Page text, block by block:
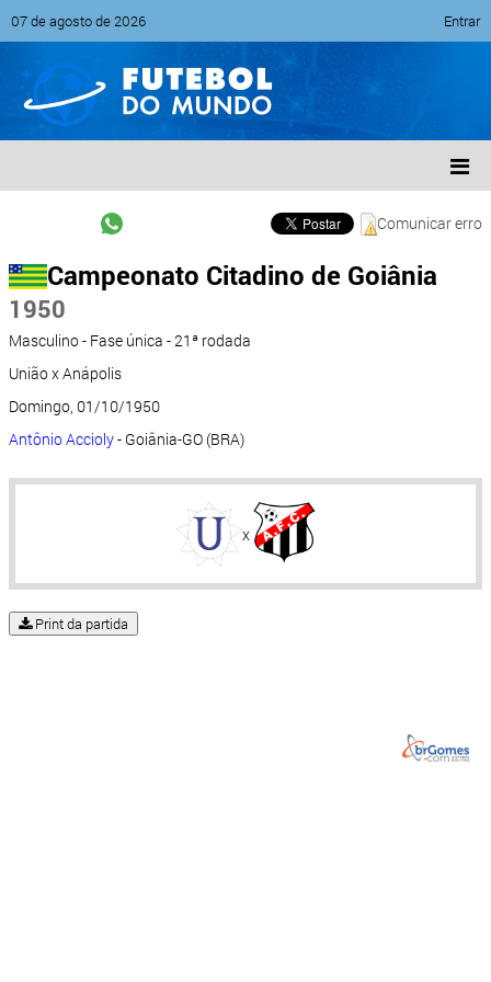
07 de agosto de 2026 Entrar
Comunicar erro
Campeonato Citadino de Goiânia
1950
Masculino - Fase única - 21ª rodada
União x Anápolis
Domingo, 01/10/1950
Antônio Accioly- Goiânia-GO (BRA)
x
Print da partida